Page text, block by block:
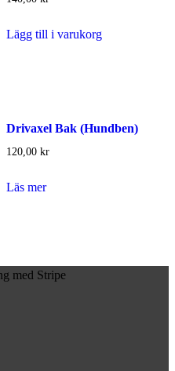
Lägg till i varukorg
Drivaxel Bak (Hundben)
120,00 kr
Läs mer
med Stripe